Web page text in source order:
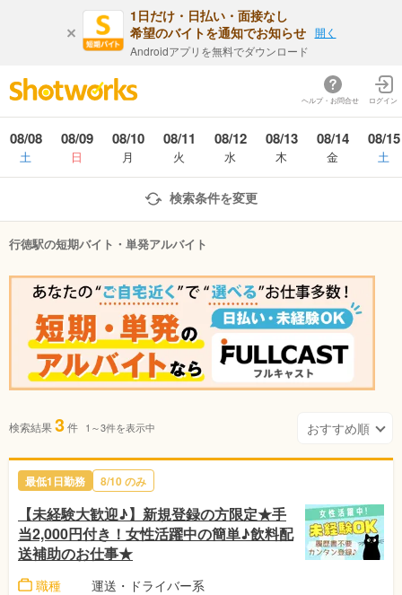
1日だけ・日払い・面接なし
希望のバイトを通知でお知らせ
Androidアプリを無料でダウンロード
開く
ヘルプ・お問合せ ログイン
08/08
土
08/09
日
08/10
月
08/11
火
08/12
水
08/13
木
08/14
金
08/15
土
検索条件を変更
行徳駅の短期バイト・単発アルバイト
検索結果3件 1～3件を表示中
最低1日勤務 8/10 のみ
【未経験大歓迎♪】新規登録の方限定★手
当2,000円付き！女性活躍中の簡単♪飲料配
送補助のお仕事★
職種
運送・ドライバー系